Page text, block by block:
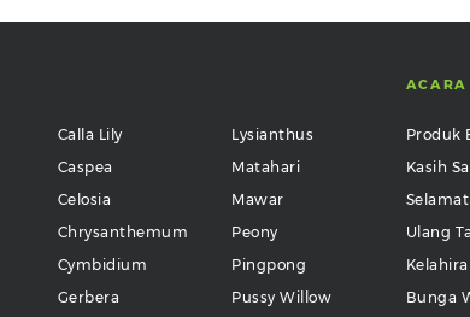
Calla Lily
Caspea
Celosia
Chrysanthemum
Cymbidium
Gerbera
Lysianthus
Matahari
Mawar
Peony
Pingpong
Pussy Willow
ACARA
Produk
Kasih
Selamat
Ulang
Bunga